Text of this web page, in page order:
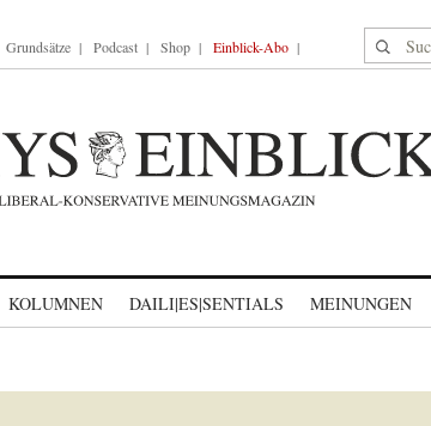
Grundsätze Podcast Shop Einblick-Abo Suche
KOLUMNEN DAILI|ES|SENTIALS MEINUNGEN